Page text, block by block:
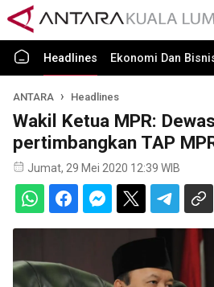
Headlines Ekonomi Dan
ANTARA Headlines
Wakil Ketua MPR:
pertimbangkan TAP
Jumat, 29 Mei 2020 12:39 WIB